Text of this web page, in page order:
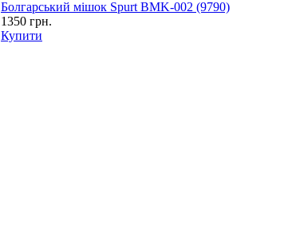
Болгарський мішок Spurt BMK-002 (9790)
1350 грн.
Купити